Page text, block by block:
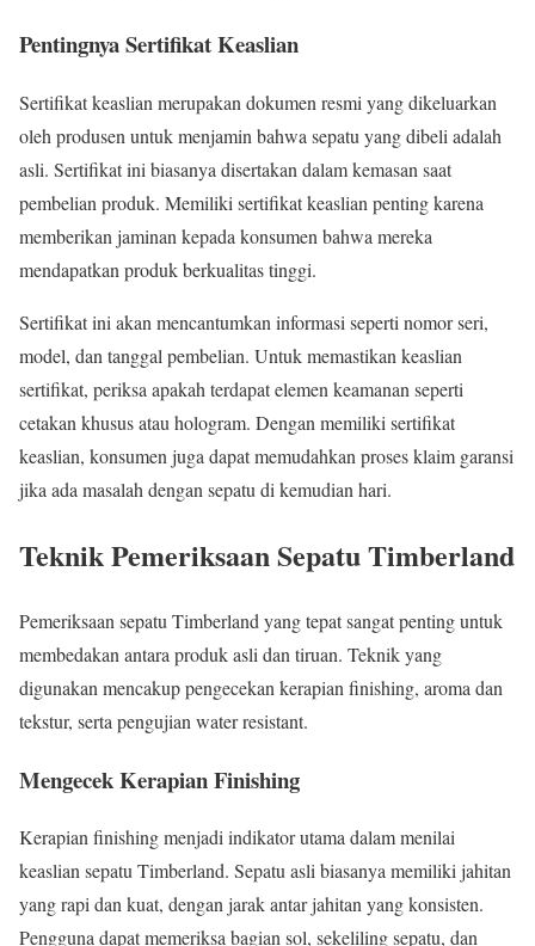
Pentingnya Sertifikat Keaslian
Sertifikat keaslian merupakan dokumen resmi yang dikeluarkan
oleh produsen untuk menjamin bahwa sepatu yang dibeli adalah
asli. Sertifikat ini biasanya disertakan dalam kemasan saat
pembelian produk. Memiliki sertifikat keaslian penting karena
memberikan jaminan kepada konsumen bahwa mereka
mendapatkan produk berkualitas tinggi.
Sertifikat ini akan mencantumkan informasi seperti nomor seri,
model, dan tanggal pembelian. Untuk memastikan keaslian
sertifikat, periksa apakah terdapat elemen keamanan seperti
cetakan khusus atau hologram. Dengan memiliki sertifikat
keaslian, konsumen juga dapat memudahkan proses klaim garansi
jika ada masalah dengan sepatu di kemudian hari.
Teknik Pemeriksaan Sepatu Timberland
Pemeriksaan sepatu Timberland yang tepat sangat penting untuk
membedakan antara produk asli dan tiruan. Teknik yang
digunakan mencakup pengecekan kerapian finishing, aroma dan
tekstur, serta pengujian water resistant.
Mengecek Kerapian Finishing
Kerapian finishing menjadi indikator utama dalam menilai
keaslian sepatu Timberland. Sepatu asli biasanya memiliki jahitan
yang rapi dan kuat, dengan jarak antar jahitan yang konsisten.
Pengguna dapat memeriksa bagian sol, sekeliling sepatu, dan